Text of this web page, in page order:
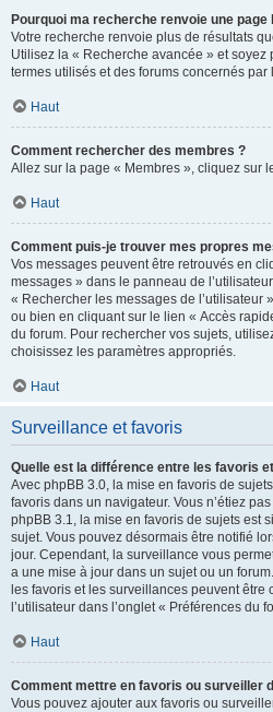
Pourquoi ma recherche renvoie une page
Votre recherche renvoie plus de résultats
Utilisez la « Recherche avancée » et
termes utilisés et des forums concernés par
Haut
Comment rechercher des membres ?
Allez sur la page « Membres », cliquez sur
Haut
Comment puis-je trouver mes propres
Vos messages peuvent être retrouvés en
messages » dans le panneau de
« Rechercher les messages de l’utilisateur
ou bien en cliquant sur le lien « Accès
du forum. Pour rechercher vos sujets,
choisissez les paramètres appropriés.
Haut
Surveillance et favoris
Quelle est la différence entre les favoris
Avec phpBB 3.0, la mise en favoris de
favoris dans un navigateur. Vous n’étiez
phpBB 3.1, la mise en favoris de sujets est
sujet. Vous pouvez désormais être notifié
jour. Cependant, la surveillance vous
a une mise à jour dans un sujet ou un
les favoris et les surveillances peuvent
l’utilisateur dans l’onglet « Préférences du
Haut
Comment mettre en favoris ou surveiller
Vous pouvez ajouter aux favoris ou